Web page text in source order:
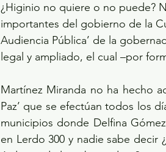
¿Higinio no quiere o no puede?
importantes del gobierno de la
Audiencia Pública’ de la
legal y ampliado, el cual –por
Martínez Miranda no ha hecho
Paz’ que se efectúan todos los
municipios donde Delfina
en Lerdo 300 y nadie sabe decir